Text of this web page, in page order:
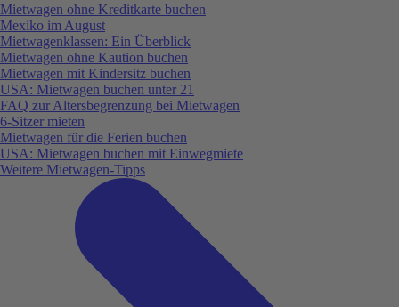
Mietwagen ohne Kreditkarte buchen
Mexiko im August
Mietwagenklassen: Ein Überblick
Mietwagen ohne Kaution buchen
Mietwagen mit Kindersitz buchen
USA: Mietwagen buchen unter 21
FAQ zur Altersbegrenzung bei Mietwagen
6-Sitzer mieten
Mietwagen für die Ferien buchen
USA: Mietwagen buchen mit Einwegmiete
Weitere Mietwagen-Tipps